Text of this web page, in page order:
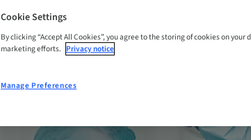
Cookie Settings
By clicking “Accept All Cookies”, you agree to the storing of cookies on
marketing efforts. Privacy notice
Manage Preferences